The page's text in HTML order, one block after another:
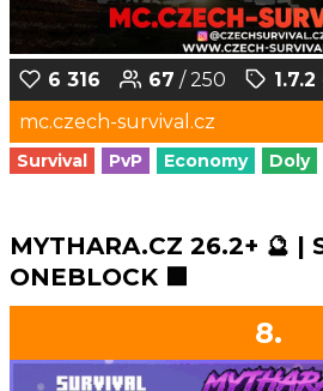
6 316 67 / 250
mc.czech-survival.cz
Survival PvP Economy Doly
MYTHARA.CZ 26.2+ 🔮 |
ONEBLOCK 🟩
8.